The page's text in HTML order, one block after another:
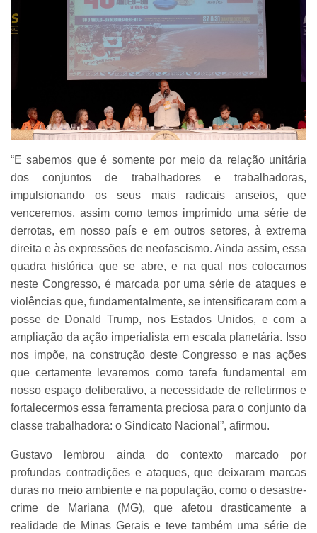
“E sabemos que é somente por meio da relação unitária
dos conjuntos de trabalhadores e trabalhadoras,
impulsionando os seus mais radicais anseios, que
venceremos, assim como temos imprimido uma série de
derrotas, em nosso país e em outros setores, à extrema
direita e às expressões de neofascismo. Ainda assim, essa
quadra histórica que se abre, e na qual nos colocamos
neste Congresso, é marcada por uma série de ataques e
violências que, fundamentalmente, se intensificaram com a
posse de Donald Trump, nos Estados Unidos, e com a
ampliação da ação imperialista em escala planetária. Isso
nos impõe, na construção deste Congresso e nas ações
que certamente levaremos como tarefa fundamental em
nosso espaço deliberativo, a necessidade de refletirmos e
fortalecermos essa ferramenta preciosa para o conjunto da
classe trabalhadora: o Sindicato Nacional”, afirmou.
Gustavo lembrou ainda do contexto marcado por
profundas contradições e ataques, que deixaram marcas
duras no meio ambiente e na população, como o desastre-
crime de Mariana (MG), que afetou drasticamente a
realidade de Minas Gerais e teve também uma série de